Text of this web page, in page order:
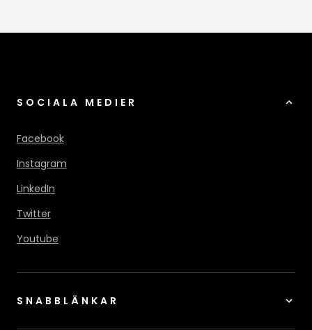
SOCIALA MEDIER
Facebook
Instagram
LinkedIn
Twitter
Youtube
SNABBLÄNKAR